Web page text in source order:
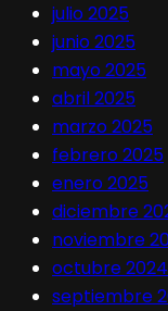
julio 2025
junio 2025
mayo 2025
abril 2025
marzo 2025
febrero 2025
enero 2025
diciembre
noviembre
octubre 2024
septiembre